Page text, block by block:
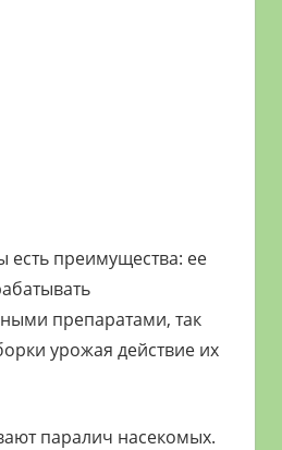
есть преимущества: ее
препаратами, так
урожая действие их
паралич насекомых.